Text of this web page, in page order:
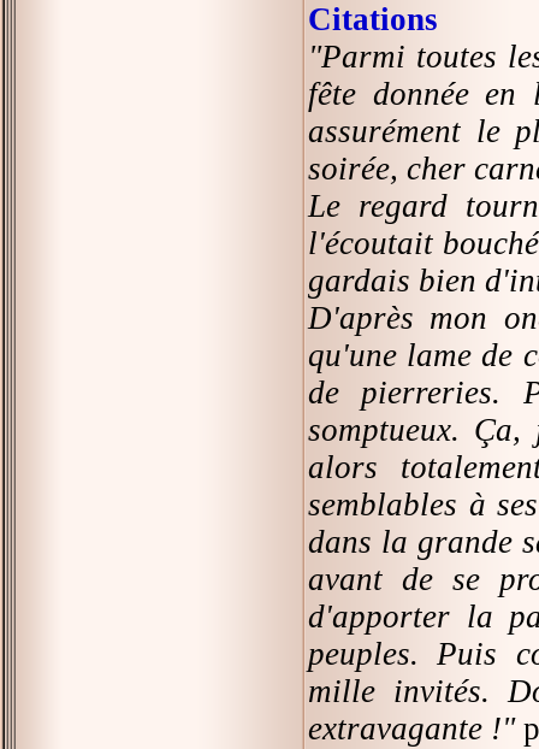
Citations
"Parmi toutes
fête donnée
assurément le
soirée, cher
Le regard
l'écoutait
gardais bien
D'après mon
qu'une lame de
de pierreries.
somptueux.
alors
semblables à
dans la grande
avant de se
d'apporter la
peuples. Puis
mille invités.
extravagante !"